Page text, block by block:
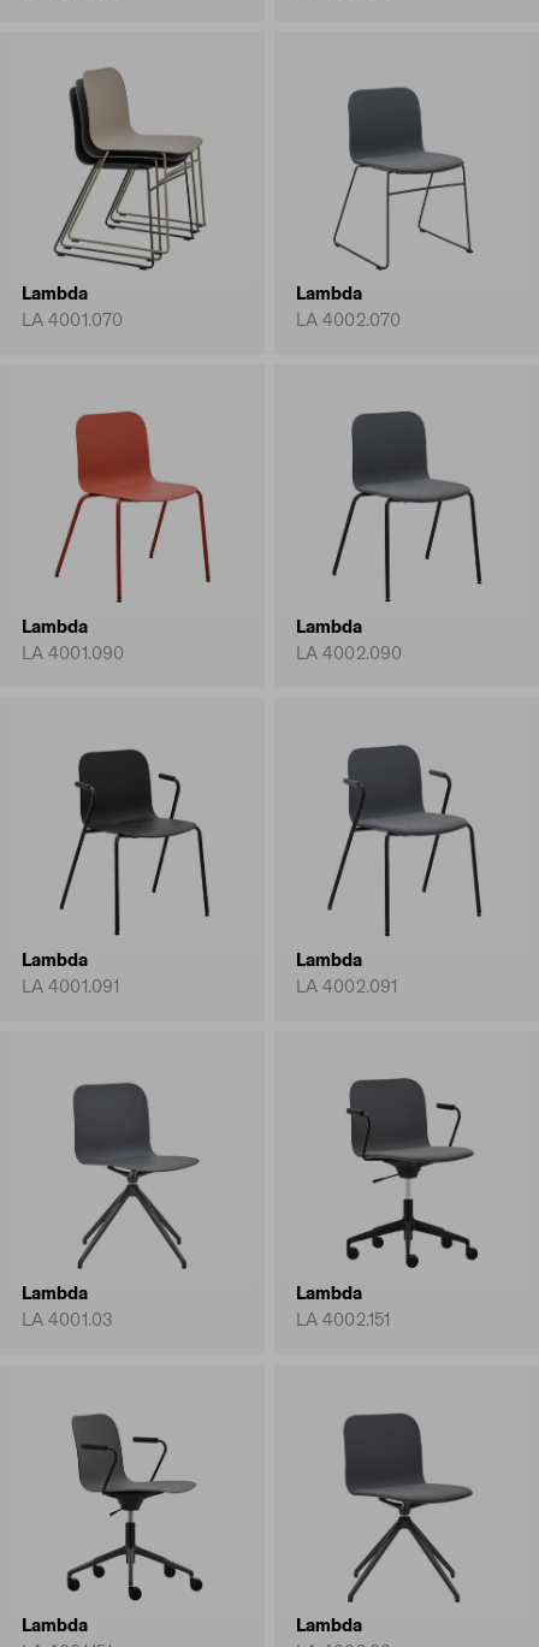
Lambda
LA 4001.070
Lambda
LA 4002.070
Lambda
LA 4001.090
Lambda
LA 4002.090
Lambda
LA 4001.091
Lambda
LA 4002.091
Lambda
LA 4001.03
Lambda
LA 4002.151
Lambda
Lambda